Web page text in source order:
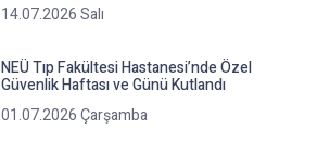
14.07.2026 Salı
NEÜ Tıp Fakültesi Hastanesi’nde Özel
Güvenlik Haftası ve Günü Kutlandı
01.07.2026 Çarşamba